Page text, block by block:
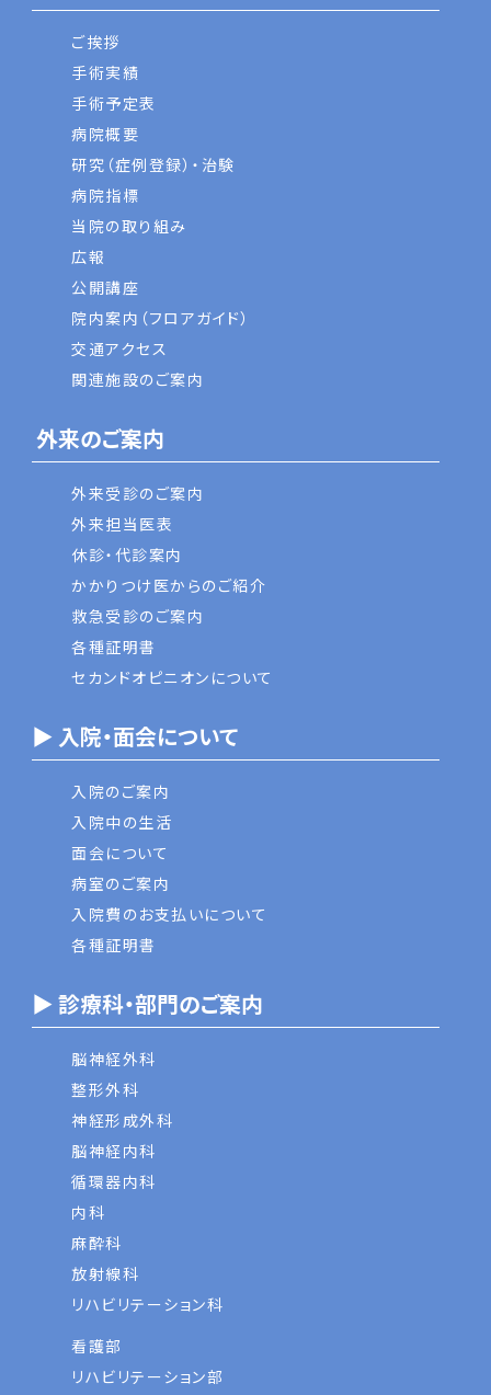
ご挨拶
手術実績
手術予定表
病院概要
研究（症例登録）・治験
病院指標
当院の取り組み
広報
公開講座
院内案内（フロアガイド）
交通アクセス
関連施設のご案内
外来のご案内
外来受診のご案内
外来担当医表
休診・代診案内
かかりつけ医からのご紹介
救急受診のご案内
各種証明書
セカンドオピニオンについて
▶ 入院・面会について
入院のご案内
入院中の生活
面会について
病室のご案内
入院費のお支払いについて
各種証明書
▶ 診療科・部門のご案内
脳神経外科
整形外科
神経形成外科
脳神経内科
循環器内科
内科
麻酔科
放射線科
リハビリテーション科
看護部
リハビリテーション部